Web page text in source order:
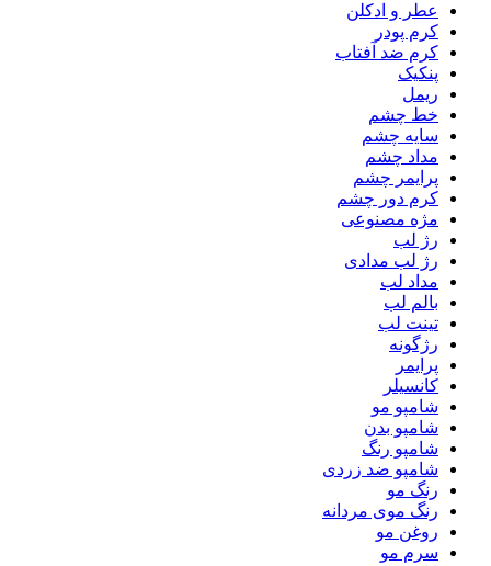
عطر و ادکلن
کرم پودر
کرم ضد آفتاب
پنکیک
ریمل
خط چشم
سایه چشم
مداد چشم
پرایمر چشم
کرم دور چشم
مژه مصنوعی
رژ لب
رژ لب مدادی
مداد لب
بالم لب
تینت لب
رژگونه
پرایمر
کانسیلر
شامپو مو
شامپو بدن
شامپو رنگ
شامپو ضد زردی
رنگ مو
رنگ موی مردانه
روغن مو
سرم مو